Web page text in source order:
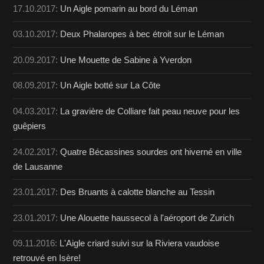
17.10.2017: Un Aigle pomarin au bord du Léman
03.10.2017: Deux Phalaropes à bec étroit sur le Léman
20.09.2017: Une Mouette de Sabine à Yverdon
08.09.2017: Un Aigle botté sur La Côte
04.03.2017: La gravière de Colliare fait peau neuve pour les
guêpiers
24.02.2017:Quatre Bécassines sourdes ont hiverné en ville
de Lausanne
23.01.2017: Des Bruants à calotte blanche au Tessin
23.01.2017: Une Alouette haussecol à l'aéroport de Zurich
09.11.2016: L'Aigle criard suivi sur la Riviera vaudoise
retrouvé en Isère!